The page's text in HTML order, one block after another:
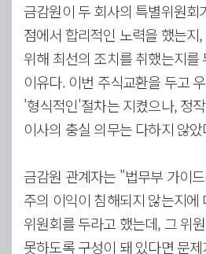
금감원이 두 회사의 특별위원회
점에서 합리적인 노력을 했는지
위해 최선의 조치를 취했는지를
이유다. 이번 주식교환을 두고
'형식적인'절차는 지켰으나, 정
이사의 충실 의무는 다하지 않
금감원 관계자는 "법무부 가이
주의 이익이 침해되지 않는지에
위원회를 두라고 했는데, 그 위
못하도록 구성이 돼 있다면 문